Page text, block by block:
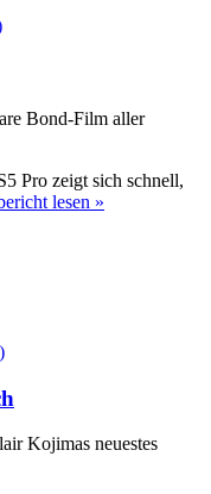
Bond-Film aller
Pro zeigt sich schnell,
lesen »
Kojimas neuestes